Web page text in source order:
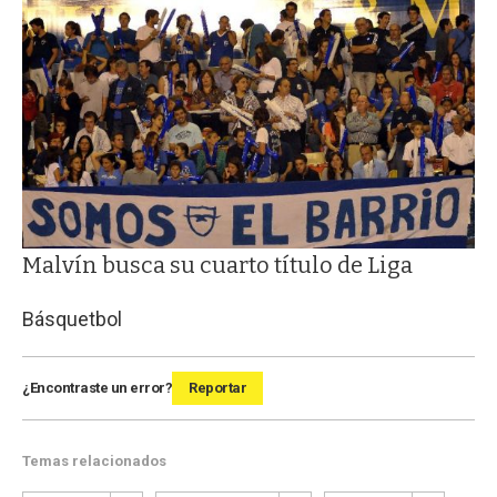
Malvín busca su cuarto título de Liga
Básquetbol
¿Encontraste un error? Reportar
Temas relacionados